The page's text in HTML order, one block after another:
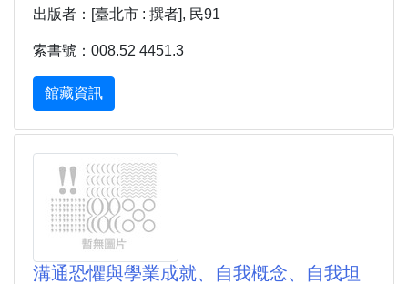
出版者：[臺北市 : 撰者], 民91
索書號：008.52 4451.3
館藏資訊
溝通恐懼與學業成就、自我槪念、自我坦